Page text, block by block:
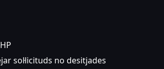
sol·licituds no desitjades